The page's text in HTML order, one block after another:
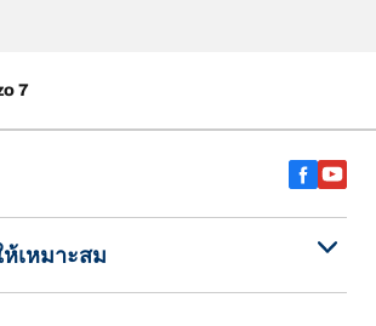
7
ห้เหมาะสม